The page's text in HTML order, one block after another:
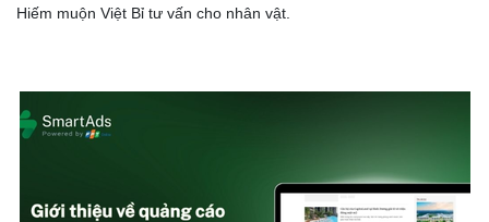
Hiếm muộn Việt Bỉ tư vấn cho nhân vật.